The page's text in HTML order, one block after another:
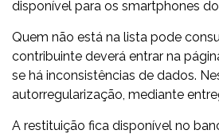
disponível para os smartphones
Quem não está na lista pode
contribuinte deverá entrar na
se há inconsistências de dados.
autorregularização, mediante
A restituição fica disponível no